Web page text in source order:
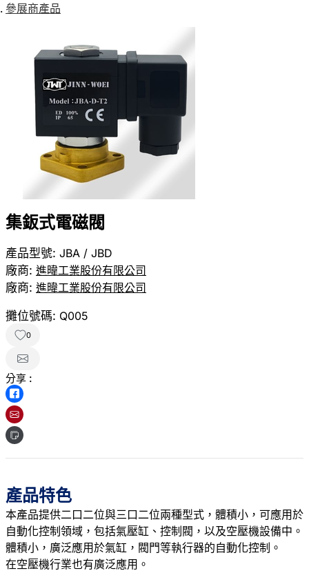
參展商產品
集鈑式電磁閥
產品型號: JBA / JBD
廠商: 進暐工業股份有限公司
廠商: 進暐工業股份有限公司
攤位號碼: Q005
0
分享 :
產品特色
本產品提供二口二位與三口二位兩種型式，體積小，可應用於
自動化控制領域，包括氣壓缸、控制閥，以及空壓機設備中。
體積小，廣泛應用於氣缸，閥門等執行器的自動化控制。
在空壓機行業也有廣泛應用。